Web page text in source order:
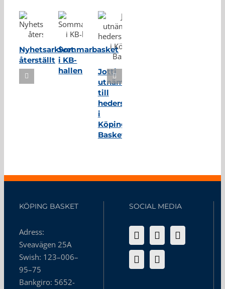
Nyhetsarkivet
återställt
Sommarbasket
i KB-
hallen
Jotti
utnämnd
till
hedersmedlem
i
Köping
Basket
KÖPING BASKET
Adress:
Sveavägen 25A
Swish: 123–006–
95–75
Bankgiro: 5652-
SOCIAL MEDIA